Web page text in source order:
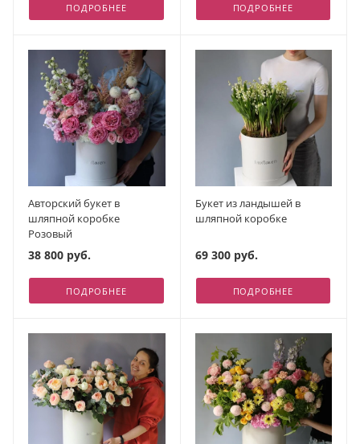
ПОДРОБНЕЕ ПОДРОБНЕЕ
Авторский букет в
шляпной коробке
Розовый
38 800 руб.
ПОДРОБНЕЕ
Букет из ландышей в
шляпной коробке
69 300 руб.
ПОДРОБНЕЕ